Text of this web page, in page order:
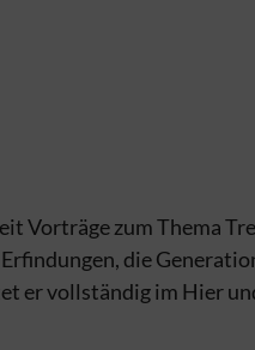
Vorträge zum Thema
die
er vollständig im Hier